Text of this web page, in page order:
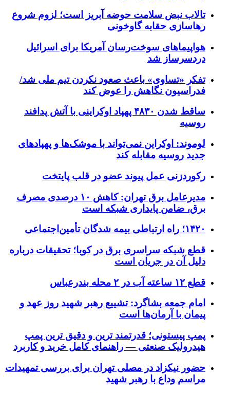
تالاب نبض سلامت حوضه آبریز است؛ لزوم شروع
رهاسازی حقابه گاوخونی
هواپیماهای سوخت‌رسان آمریکا برای اسرائیل
دردسرساز شد
تفکر «تساوی» باعث صعود نکردن تیم ملی شد/
فدراسیون نگاهش را عوض کند
ساقط شدن ۴۸۳۰ پهپاد اوکراینی با آتش پدافند
روسیه
لوموند: اوکراین نمی‌تواند با موشک‌ها و پهپادهای
جدید روسیه مقابله کند
رکوردزنی عمل پیوند عضو در قلب پایتخت
مدیرعامل برق تهران: کاهش ۱۰ درصدی مصرف
برق، ضامن پایداری شبکه است
۱۴۲۰؛ راه ارتباطی بیمه شدگان تأمین‌اجتماعی
قطع شبکه سراسری برق در کوبا؛ تحقیقات درباره
دلیل آن در جریان است
قطع ۱۲ ساعته آب در ۲ محله بندرعباس
امام جمعه بشاگرد: تشییع رهبر شهید روز عهد و
پیمان با آرمان‌ها است
پمپ پیستونی؛ قدرتمند ترین و دقیق‌ ترین پمپ
هیدرولیک صنعتی — راهنمای کامل خرید و کاربرد
حضور نیکزاد در مصلی تهران برای بررسی تمهیدات
مراسم وداع با رهبر شهید